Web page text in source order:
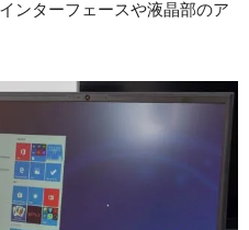
ンターフェースや液晶部のア